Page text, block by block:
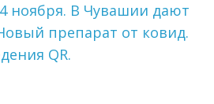
ноября. В Чувашии дают
препарат от ковид.
QR.